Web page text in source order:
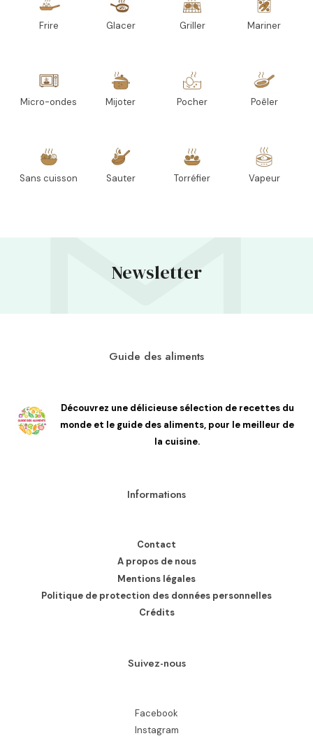
Frire Glacer Griller Mariner
Micro-ondes Mijoter Pocher Poêler
Sans cuisson Sauter Torréfier Vapeur
Newsletter
Guide des aliments
Découvrez une délicieuse sélection de recettes du
monde et le guide des aliments, pour le meilleur de
la cuisine.
Informations
Contact
A propos de nous
Mentions légales
Politique de protection des données personnelles
Crédits
Suivez-nous
Facebook
Instagram